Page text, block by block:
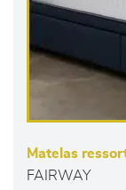
Matelas
FAIRWAY